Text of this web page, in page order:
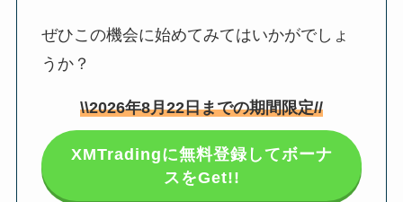
ぜひこの機会に始めてみてはいかがでしょ
うか？
\\2026年8月22日までの期間限定//
XMTradingに無料登録してボーナ
スをGet!!